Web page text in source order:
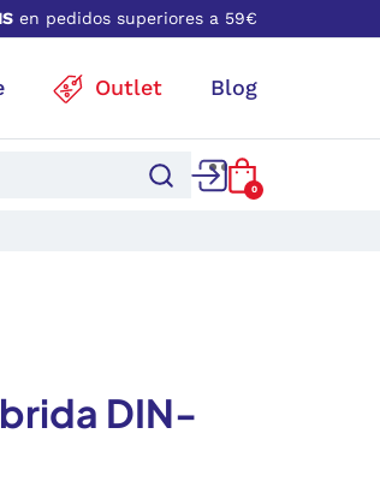
en pedidos superiores a 59€
Outlet Blog
0
DIN-